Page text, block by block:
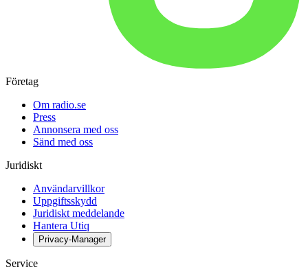
Företag
Om radio.se
Press
Annonsera med oss
Sänd med oss
Juridiskt
Användarvillkor
Uppgiftsskydd
Juridiskt meddelande
Hantera Utiq
Privacy-Manager
Service